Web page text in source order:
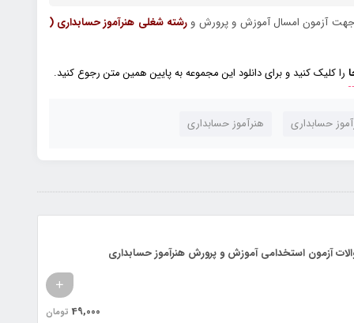
جهت آزمون امسال آموزش و پرورش و رشته شغلی هنرآموز حسابداری (
را کلیک کنید و برای دانلود این مجموعه به پایین همین متن رجوع کنید.
حسابداری هنرآموز حسابداری
آزمون استخدامی آموزش و پرورش هنرآموز حسابداری
49,000 تومان